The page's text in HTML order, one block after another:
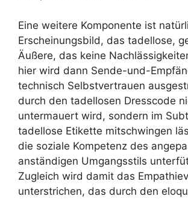
Eine weitere Komponente ist
Erscheinungsbild, das tadellose,
Äußere, das keine
hier wird dann Sende-und-
technisch Selbstvertrauen
durch den tadellosen Dresscode
untermauert wird, sondern im
tadellose Etikette mitschwingen
die soziale Kompetenz des
anständigen Umgangsstils
Zugleich wird damit das
unterstrichen, das durch den